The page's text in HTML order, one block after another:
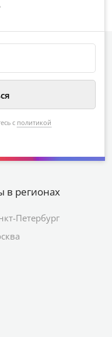
с политикой
в регионах
Петербург